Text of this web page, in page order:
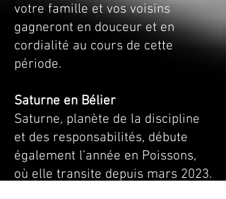
votre famille et vos voisins
gagneront en douceur et en
cordialité au cours de cette
période.
Saturne en Bélier
Saturne, planète de la discipline
et des responsabilités, débute
également l’année en Poissons,
où elle transite depuis mars 2023.